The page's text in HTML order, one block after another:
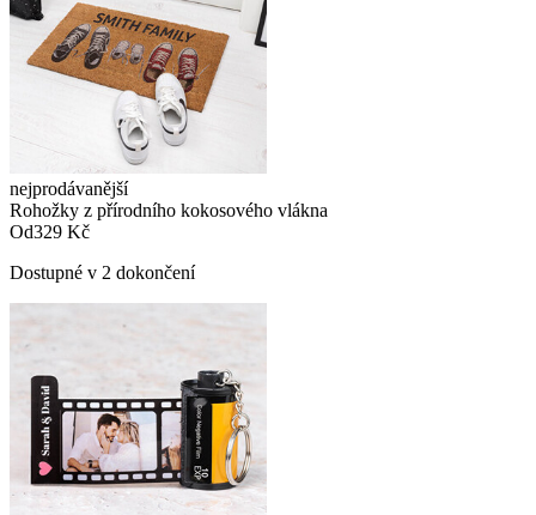
nejprodávanější
Rohožky z přírodního kokosového vlákna
Od329 Kč
Dostupné v 2 dokončení